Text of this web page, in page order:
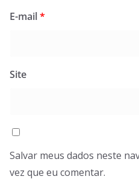
E-mail*
Site
Salvar meus dados neste
vez que eu comentar.